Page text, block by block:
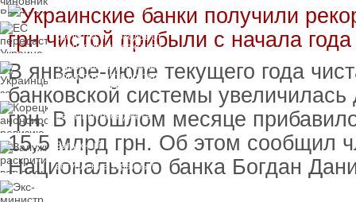
вручили подозрение по
делу о растрате более
1 млрд гривен
ЕС передаст Украине
средства от доходов от
замороженных активов
Украинцы за рубежом
могут потерять доступ
к госжилью и выплатам
Корецкий анонсировал
ревизию госбюджета
Залужный
раскритиковал
вступление Украины в
НАТО и предлагает
В январе-июле текущего года
банковской системы
грн. В прошлом месяце
15,5 млрд грн. Об этом сообщил
Национального банка Богдан